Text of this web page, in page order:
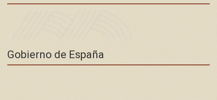
Gobierno de España